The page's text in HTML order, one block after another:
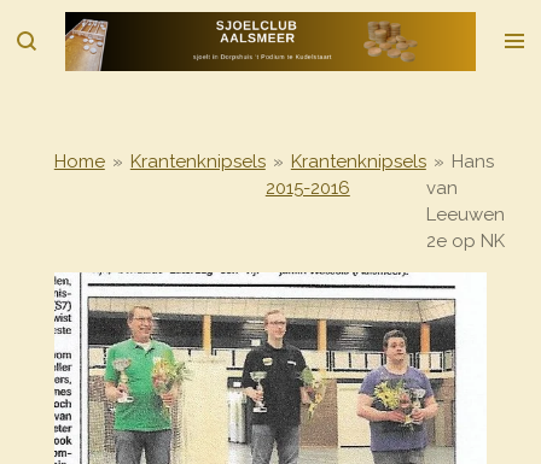
direct
Home » Krantenknipsels » Krantenknipsels
2015-2016
» Hans
van
Leeuwen
2e op NK